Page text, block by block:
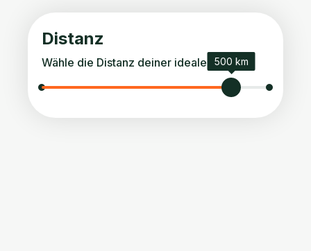
Distanz
Wähle die Distanz deiner idealen Tour.
500 km